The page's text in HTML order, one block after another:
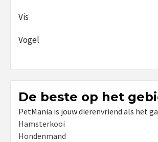
Vis
Vogel
De beste op het
PetMania is jouw dierenvriend als het
Hamsterkooi
Hondenmand